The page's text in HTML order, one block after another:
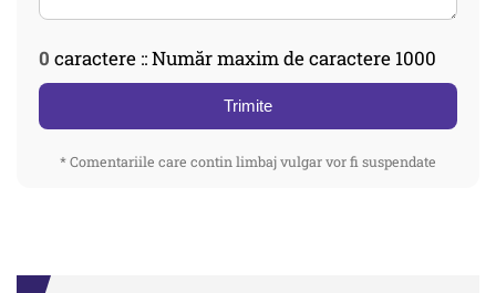
0 caractere :: Număr maxim de caractere 1000
Trimite
* Comentariile care contin limbaj vulgar vor fi suspendate